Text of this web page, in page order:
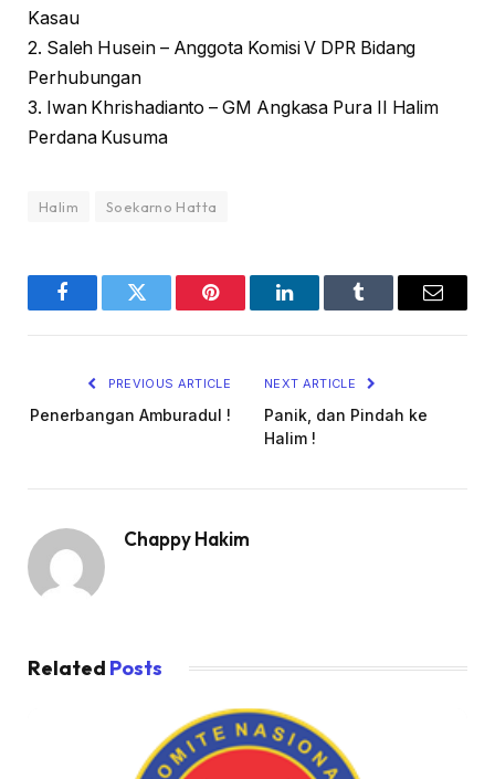
Kasau
2. Saleh Husein – Anggota Komisi V DPR Bidang
Perhubungan
3. Iwan Khrishadianto – GM Angkasa Pura II Halim
Perdana Kusuma
Halim Soekarno Hatta
FacebookTwitter Pinterest LinkedInTumblr Email
PREVIOUS ARTICLE
Penerbangan Amburadul !
NEXT ARTICLE
Panik, dan Pindah ke
Halim !
Chappy Hakim
Related Posts